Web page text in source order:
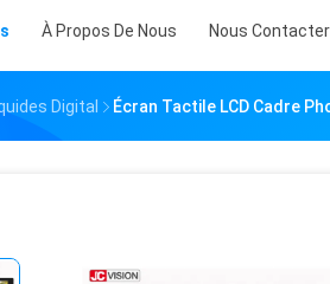
À Propos De Nous Nous Contacter
Digital Écran Tactile LCD Cadre